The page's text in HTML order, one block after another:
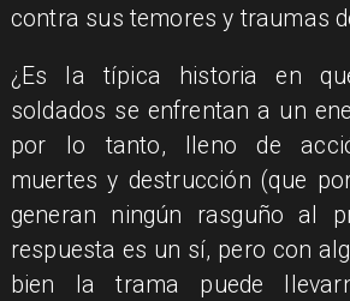
contra sus temores y traumas
¿Es la típica historia en
soldados se enfrentan a un
por lo tanto, lleno de
muertes y destrucción (que
generan ningún rasguño al
respuesta es un sí, pero con
bien la trama puede